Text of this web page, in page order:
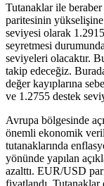
Tutanaklar ile
paritesinin
seviyesi olarak
seyretmesi
seviyeleri olacaktır.
takip edeceğiz.
değer kayıplarına
ve 1.2755 destek
Avrupa bölgesinde
önemli ekonomik
tutanaklarında
yönünde yapılan
azalttı. EUR/USD
fiyatlandı. Tutanaklar